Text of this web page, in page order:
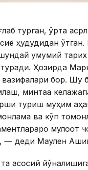
турган, ўрта
ҳудудидан
умумий тарих
туради. Ҳозирда
бор. Шу
минтақа
туриш муҳим
ва кўп
мулоқот
— деди Маулен
асосий